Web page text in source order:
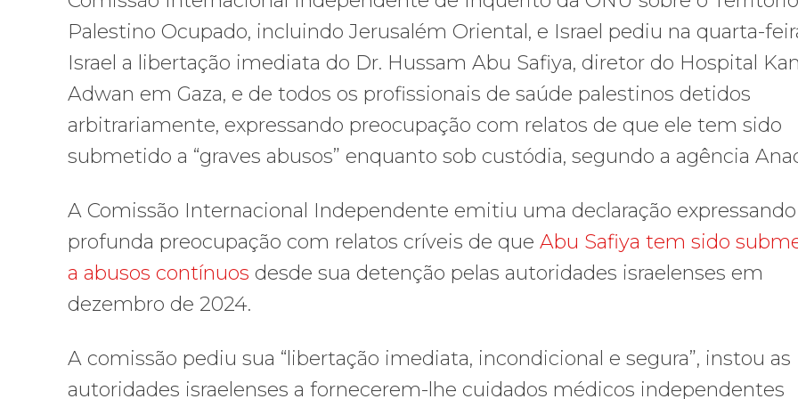
Palestino Ocupado, incluindo Jerusalém Oriental, e Israel pediu na quarta-
Israel a libertação imediata do Dr. Hussam Abu Safiya, diretor do Hospital
Adwan em Gaza, e de todos os profissionais de saúde palestinos detidos
arbitrariamente, expressando preocupação com relatos de que ele tem sido
submetido a “graves abusos” enquanto sob custódia, segundo a agência
A Comissão Internacional Independente emitiu uma declaração expressando
profunda preocupação com relatos críveis de que Abu Safiya tem sido
a abusos contínuos desde sua detenção pelas autoridades israelenses em
dezembro de 2024.
A comissão pediu sua “libertação imediata, incondicional e segura”, instou as
autoridades israelenses a fornecerem-lhe cuidados médicos independentes